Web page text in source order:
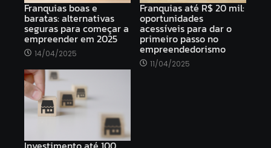
Franquias boas e
baratas: alternativas
seguras para começar a
empreender em 2025
14/04/2025
Franquias até R$ 20 mil:
oportunidades
acessíveis para dar o
primeiro passo no
empreendedorismo
11/04/2025